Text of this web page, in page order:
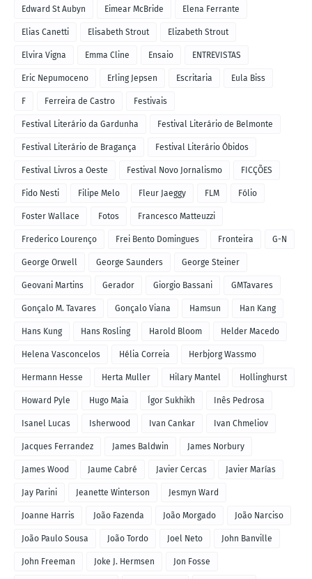
Edward St Aubyn Eimear McBride Elena Ferrante
Elias Canetti Elisabeth Strout Elizabeth Strout
Elvira Vigna Emma Cline Ensaio ENTREVISTAS
Eric Nepumoceno Erling Jepsen Escritaria Eula Biss
F Ferreira de Castro Festivais
Festival Literário da Gardunha Festival Literário de Belmonte
Festival Literário de Bragança Festival Literário Óbidos
Festival Livros a Oeste Festival Novo Jornalismo FICÇÕES
Fido Nesti Filipe Melo Fleur Jaeggy FLM Fólio
Foster Wallace Fotos Francesco Matteuzzi
Frederico Lourenço Frei Bento Domingues Fronteira G-N
George Orwell George Saunders George Steiner
Geovani Martins Gerador Giorgio Bassani GMTavares
Gonçalo M. Tavares Gonçalo Viana Hamsun Han Kang
Hans Kung Hans Rosling Harold Bloom Helder Macedo
Helena Vasconcelos Hélia Correia Herbjorg Wassmo
Hermann Hesse Herta Muller Hilary Mantel Hollinghurst
Howard Pyle Hugo Maia Ígor Sukhikh Inês Pedrosa
Isanel Lucas Isherwood Ivan Cankar Ivan Chmeliov
Jacques Ferrandez James Baldwin James Norbury
James Wood Jaume Cabré Javier Cercas Javier Marías
Jay Parini Jeanette Winterson Jesmyn Ward
Joanne Harris João Fazenda João Morgado João Narciso
João Paulo Sousa João Tordo Joel Neto John Banville
John Freeman Joke J. Hermsen Jon Fosse